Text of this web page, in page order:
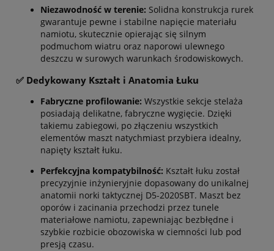
Niezawodność w terenie: Solidna konstrukcja rurek
gwarantuje pewne i stabilne napięcie materiału
namiotu, skutecznie opierając się silnym
podmuchom wiatru oraz naporowi ulewnego
deszczu w surowych warunkach środowiskowych.
✅ Dedykowany Kształt i Anatomia Łuku
Fabryczne profilowanie: Wszystkie sekcje stelaża
posiadają delikatne, fabryczne wygięcie. Dzięki
takiemu zabiegowi, po złączeniu wszystkich
elementów maszt natychmiast przybiera idealny,
napięty kształt łuku.
Perfekcyjna kompatybilność: Kształt łuku został
precyzyjnie inżynieryjnie dopasowany do unikalnej
anatomii norki taktycznej D5-2020SBT. Maszt bez
oporów i zacinania przechodzi przez tunele
materiałowe namiotu, zapewniając bezbłędne i
szybkie rozbicie obozowiska w ciemności lub pod
presją czasu.